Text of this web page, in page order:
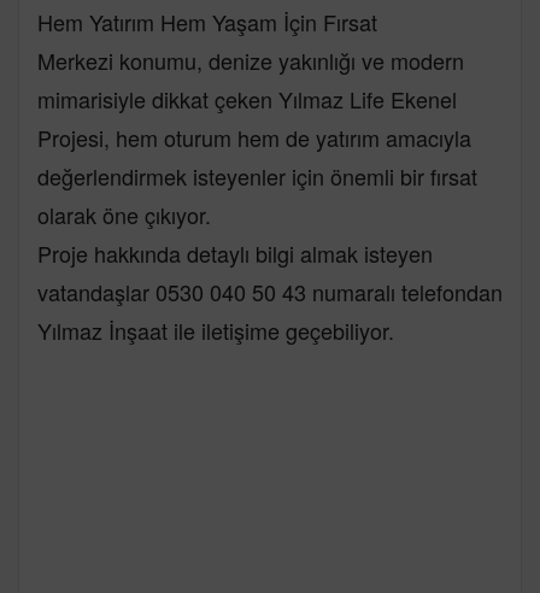
Hem Yatırım Hem Yaşam İçin Fırsat
Merkezi konumu, denize yakınlığı ve modern
mimarisiyle dikkat çeken Yılmaz Life Ekenel
Projesi, hem oturum hem de yatırım amacıyla
değerlendirmek isteyenler için önemli bir fırsat
olarak öne çıkıyor.
Proje hakkında detaylı bilgi almak isteyen
vatandaşlar 0530 040 50 43 numaralı telefondan
Yılmaz İnşaat ile iletişime geçebiliyor.